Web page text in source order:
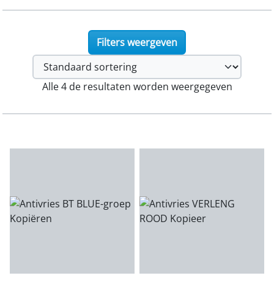
Filters weergeven
Alle 4 de resultaten worden weergegeven